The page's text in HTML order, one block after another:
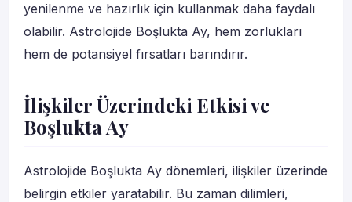
yenilenme ve hazırlık için kullanmak daha faydalı
olabilir. Astrolojide Boşlukta Ay, hem zorlukları
hem de potansiyel fırsatları barındırır.
İlişkiler Üzerindeki Etkisi ve
Boşlukta Ay
Astrolojide Boşlukta Ay dönemleri, ilişkiler üzerinde
belirgin etkiler yaratabilir. Bu zaman dilimleri,